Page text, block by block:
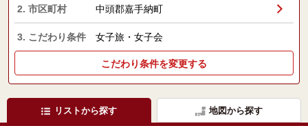
2. 市区町村 中頭郡嘉手納町
3. こだわり条件 女子旅・女子会
こだわり条件を変更する
リストから探す 地図から探す